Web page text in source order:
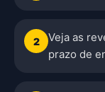
2
Veja as
prazo de